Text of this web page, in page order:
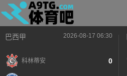
巴西甲 2026-08-17 06:30
科林蒂安 0